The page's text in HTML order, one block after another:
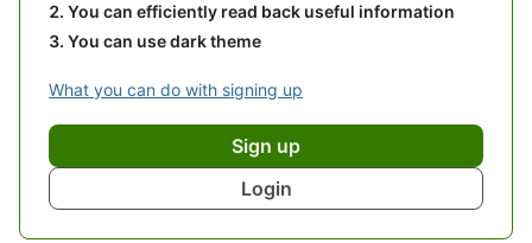
You can efficiently read back useful information
You can use dark theme
What you can do with signing up
Sign up
Login